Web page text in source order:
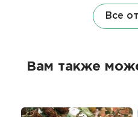
Все
Вам также